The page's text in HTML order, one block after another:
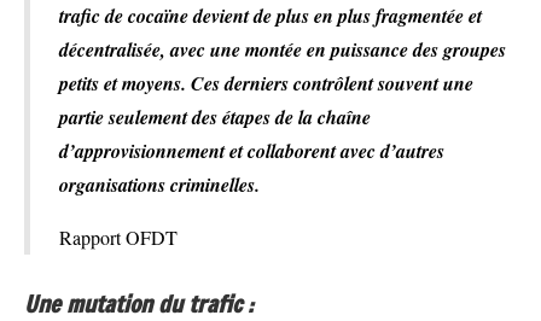
trafic de cocaïne devient de plus en plus fragmentée et
décentralisée, avec une montée en puissance des groupes
petits et moyens. Ces derniers contrôlent souvent une
partie seulement des étapes de la chaîne
d’approvisionnement et collaborent avec d’autres
organisations criminelles.
Rapport OFDT
Une mutation du trafic :